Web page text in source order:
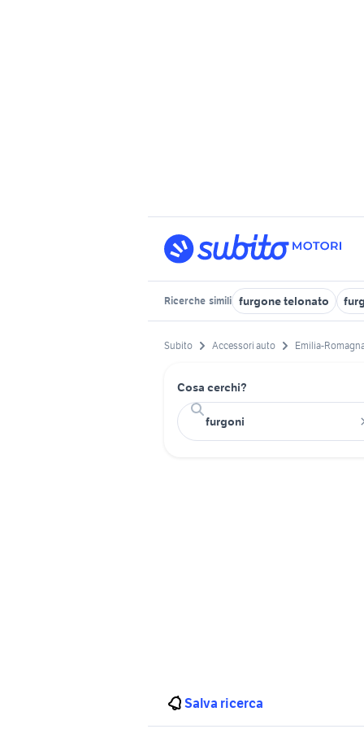
Ricerche simili furgone telonato
Subito Accessori auto Emilia-
Cosa cerchi?
Salva ricerca